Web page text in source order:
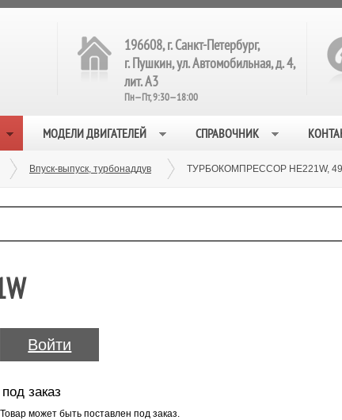
196608, г. Санкт-Петербург,
г. Пушкин, ул. Автомобильная, д. 4,
лит. А3
Пн—Пт, 9:30—18:00
МОДЕЛИ ДВИГАТЕЛЕЙ СПРАВОЧНИК
Впуск-выпуск, турбонаддув ТУРБОКОМПРЕССОР HE221W,
Войти
под заказ
Товар может быть поставлен под заказ.